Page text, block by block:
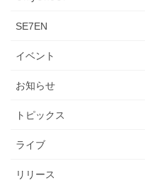
SE7EN
イベント
お知らせ
トピックス
ライブ
リリース